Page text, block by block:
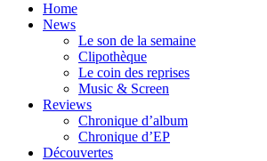
Home
News
Le son de la semaine
Clipothèque
Le coin des reprises
Music & Screen
Reviews
Chronique d’album
Chronique d’EP
Découvertes